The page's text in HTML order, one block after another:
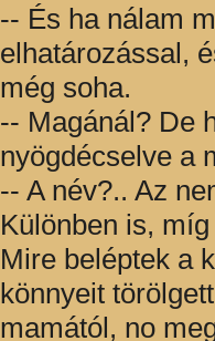
-- És ha nálam
elhatározással,
még soha.
-- Magánál? De
nyögdécselve a
-- A név?.. Az
Különben is,
Mire beléptek a
könnyeit
mamától, no